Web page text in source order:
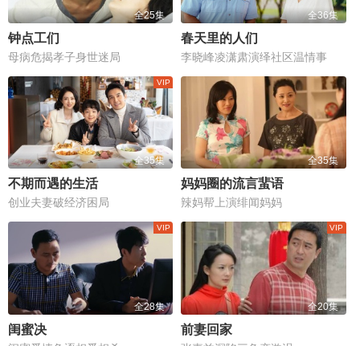
全25集
钟点工们
母病危揭孝子身世迷局
全36集
春天里的人们
李晓峰凌潇肃演绎社区温情事
全35集
不期而遇的生活
创业夫妻破经济困局
全35集
妈妈圈的流言蜚语
辣妈帮上演绯闻妈妈
全28集
闺蜜决
全20集
前妻回家